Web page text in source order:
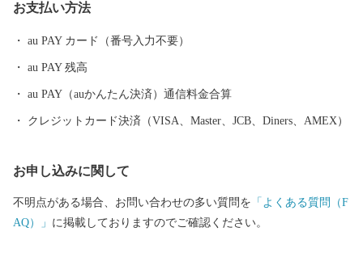
境」、「身近できめ細かな行政サービス」、「年を重ねても健康
で快適に暮らせる」など子どもからお年寄りまで各世代の住みや
お支払い方法
au PAY カード（番号入力不要）
au PAY 残高
au PAY（auかんたん決済）通信料金合算
クレジットカード決済（VISA、Master、JCB、Diners、AMEX）
お申し込みに関して
不明点がある場合、お問い合わせの多い質問を 「よくある質問（F
AQ）」 に掲載しておりますのでご確認ください。